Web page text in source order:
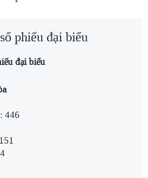
phiếu đại biểu
đại biểu
446